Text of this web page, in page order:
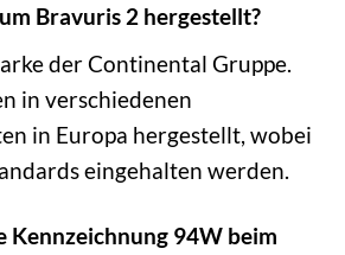
Bravuris 2 hergestellt?
der Continental Gruppe.
in verschiedenen
in Europa hergestellt, wobei
eingehalten werden.
Kennzeichnung 94W beim